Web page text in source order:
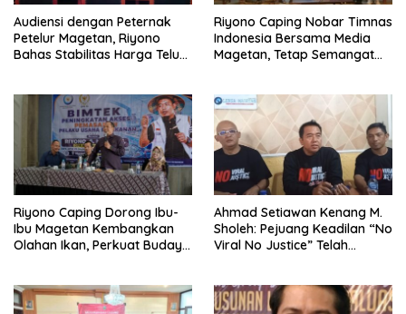
Audiensi dengan Peternak
Petelur Magetan, Riyono
Bahas Stabilitas Harga Telur
Riyono Caping Nobar Timnas
Indonesia Bersama Media
Magetan, Tetap Semangat
Riyono Caping Dorong Ibu-
Ibu Magetan Kembangkan
Olahan Ikan, Perkuat Budaya
Ahmad Setiawan Kenang M.
Sholeh: Pejuang Keadilan “No
Viral No Justice” Telah